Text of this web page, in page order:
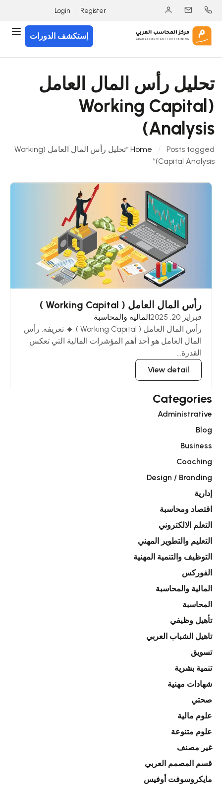
Register
Login
إستكشف الدورات
تحليل رأس المال العامل
(Working Capital
Analysis)
Home
Posts tagged “تحليل رأس المال العامل (Working
Capital Analysis)”
رأس المال العامل ( Working Capital )
فبراير 20, 2025
المالية والمحاسبة
رأس المال العامل ( Working Capital ) 🔹 تعريفه: رأس
المال العامل هو أحد أهم المؤشرات المالية التي تعكس
القدرة...
View detail
Categories
Administrative
Blog
Business
Coaching
Design / Branding
إدارية
اقتصاد ومحاسبة
التعلم الالكتروني
التعليم والتطوير المهني
التوظيف والتنمية المهنية
الفوركس
المالية والمحاسبة
المحاسبة
تأهيل وظيفي
تاهيل الشباب العربي
تسويق
تنمية بشرية
شهادات مهنية
صحتي
علوم مالية
علوم متنوعة
غير مصنف
قسم المصمم العربي
مايكروسوفت أوفيس